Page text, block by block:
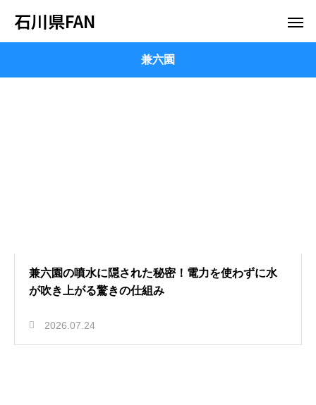
石川県FAN
兼六園
兼六園の噴水に隠された秘密！電力を使わずに水
が吹き上がる驚きの仕組み
2026.07.24